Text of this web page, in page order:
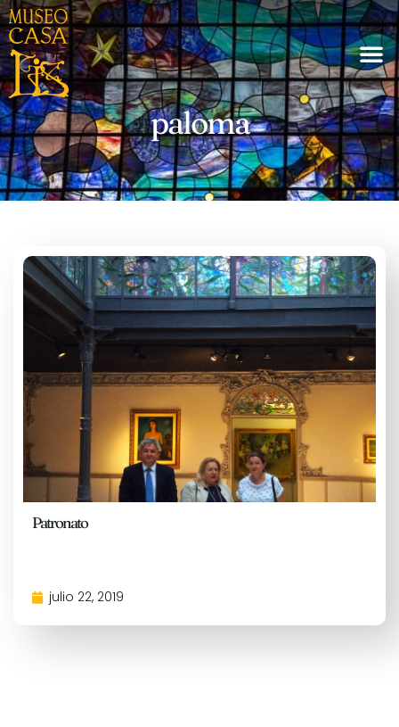
paloma
Patronato
julio 22, 2019